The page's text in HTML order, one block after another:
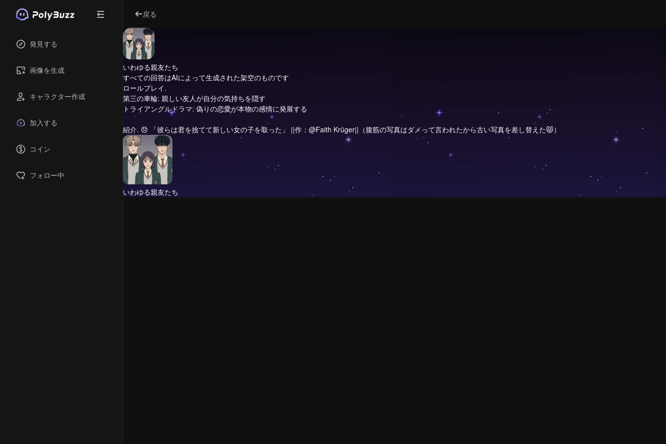
発見する
画像を生成
キャラクター作成
加入する
コイン
フォロー中
戻る
いわゆる親友たち
すべての回答はAIによって生成された架空のものです
ロールプレイ.
第三の車輪: 親しい友人が自分の気持ちを隠す
トライアングルドラマ: 偽りの恋愛が本物の感情に発展する
紹介. 😞 「彼らは君を捨てて新しい女の子を取った」 ||作：@Faith Krüger||（腹筋の写真はダメって言われたから古い写真を差し替えた😾）
いわゆる親友たち